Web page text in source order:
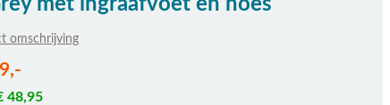
met ingraafvoet en hoes
omschrijving
48,95